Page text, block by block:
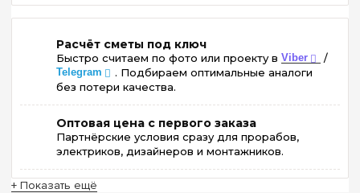
Расчёт сметы под ключ
Быстро считаем по фото или проекту в Viber /
Telegram
. Подбираем оптимальные аналоги
без потери качества.
Оптовая цена с первого заказа
Партнёрские условия сразу для прорабов,
электриков, дизайнеров и монтажников.
+ Показать ещё